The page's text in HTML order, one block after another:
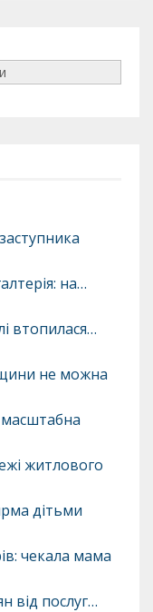
на…
втопилася…
не можна
житлового
дітьми
чекала мама
від послуг…